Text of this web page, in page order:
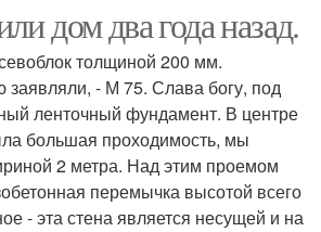
дом два года назад.
толщиной 200 мм.
заявляли, - М 75. Слава богу, под
ленточный фундамент. В центре
большая проходимость, мы
2 метра. Над этим проемом
перемычка высотой всего
- эта стена является несущей и на